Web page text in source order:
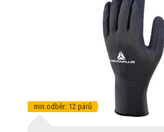
min.odběr: 12 párů